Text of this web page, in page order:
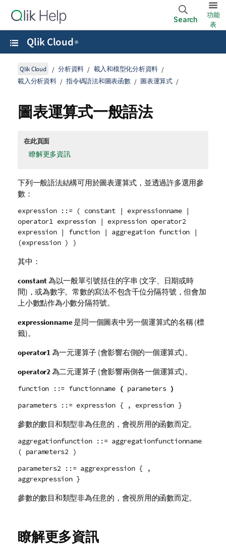
Search
功能
表
Qlik Cloud ®
Qlik Cloud 分析資料
載入和模型化分析資料
載入分析資料
指令碼語法和圖表函數 圖表運算式
圖表運算式一般語法
在此頁面
瞭解更多資訊
下列一般語法結構可用於圖表運算式，並透過許多選用參
數：
expression ::= ( constant | expressionname |
operator1 expression | expression operator2
expression | function | aggregation function |
(expression ) )
其中：
constant為以一般單引號括住的字串 (文字、日期或時
間)，或為數字。常數的寫法不包含千位分隔符號，但會加
上小數點作為小數分隔符號。
expressionname是同一個圖表中另一個運算式的名稱 (標
籤)。
operator1為一元運算子 (會影響右側的一個運算式)。
operator2為二元運算子 (會影響兩側各一個運算式)。
function ::= functionname ( parameters )
parameters ::= expression { , expression }
參數的數目和類型非為任意的，會視所用的函數而定。
aggregationfunction ::= aggregationfunctionname
( parameters2 )
parameters2 ::= aggrexpression { ,
aggrexpression }
參數的數目和類型非為任意的，會視所用的函數而定。
瞭解更多資訊